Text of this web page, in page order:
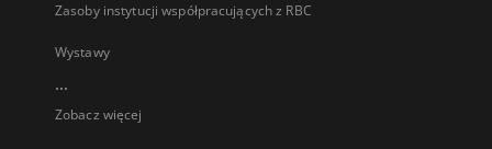
Zasoby instytucji współpracujących z RBC
Wystawy
...
Zobacz więcej